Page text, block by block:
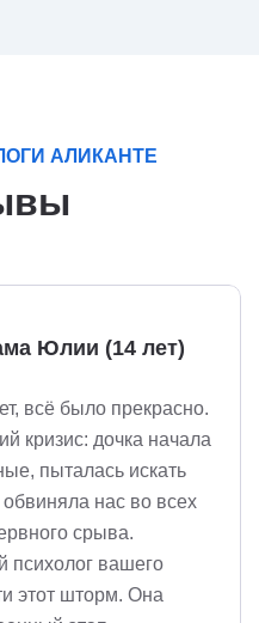
АЛИКАНТЕ
Юлии (14 лет)
всё было прекрасно.
кризис: дочка начала
пыталась искать
обвиняла нас во всех
срыва.
психолог вашего
этот шторм. Она